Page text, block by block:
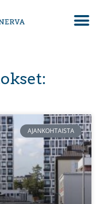
AJANKOHTAISTA